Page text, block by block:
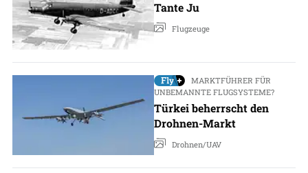
Tante Ju
Flugzeuge
MARKTFÜHRER FÜR
UNBEMANNTE FLUGSYSTEME?
Türkei beherrscht den
Drohnen-Markt
Drohnen/UAV